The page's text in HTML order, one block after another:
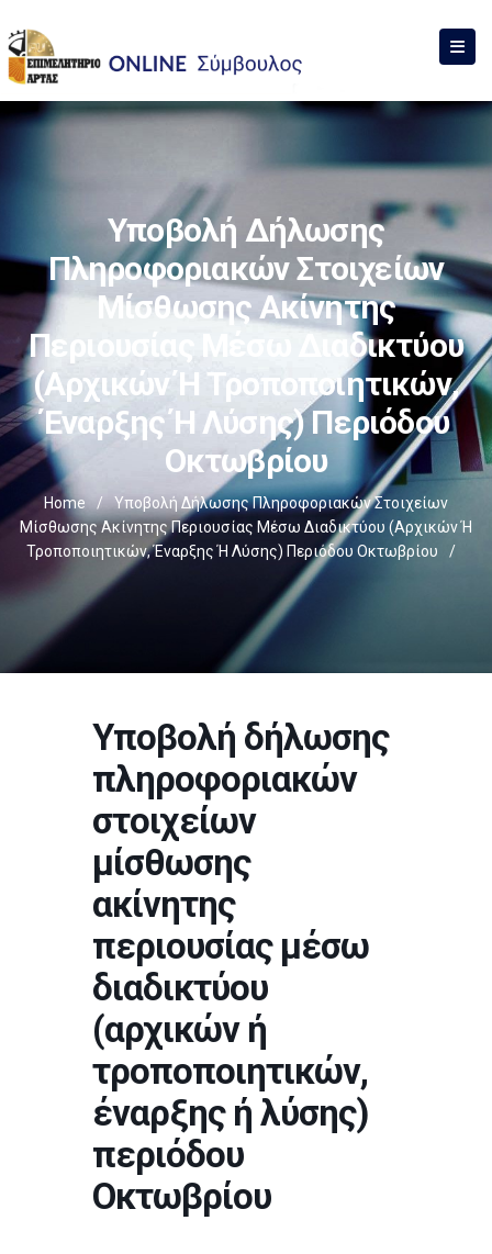
Υποβολή Δήλωσης
Πληροφοριακών Στοιχείων
Μίσθωσης Ακίνητης
Περιουσίας Μέσω Διαδικτύου
(αρχικών Ή Τροποποιητικών,
Έναρξης Ή Λύσης) Περιόδου
Οκτωβρίου
Home /
Υποβολή Δήλωσης Πληροφοριακών Στοιχείων
Μίσθωσης Ακίνητης Περιουσίας Μέσω Διαδικτύου (αρχικών Ή
Τροποποιητικών, Έναρξης Ή Λύσης) Περιόδου Οκτωβρίου
/
Υποβολή δήλωσης
πληροφοριακών
στοιχείων
μίσθωσης
ακίνητης
περιουσίας μέσω
διαδικτύου
(αρχικών ή
τροποποιητικών,
έναρξης ή λύσης)
περιόδου
Οκτωβρίου